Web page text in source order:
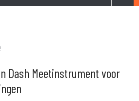
Dash Meetinstrument voor